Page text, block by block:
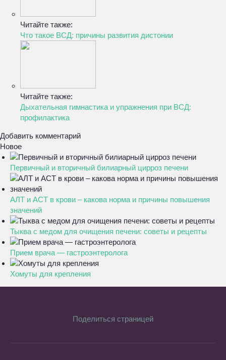
Читайте также:
Что такое ВСД: причины развития дистонии
Читайте также:
Дыхательная гимнастика и упражнения при ВСД:
профилактика
Добавить комментарий
Новое
Первичный и вторичный билиарный цирроз печени
АЛТ и АСТ в крови – какова норма и причины повышения
значений
Тыква с медом для очищения печени: советы и рецепты
Прием врача — гастроэнтеролога
Хомуты для крепления
Поделиться страницей